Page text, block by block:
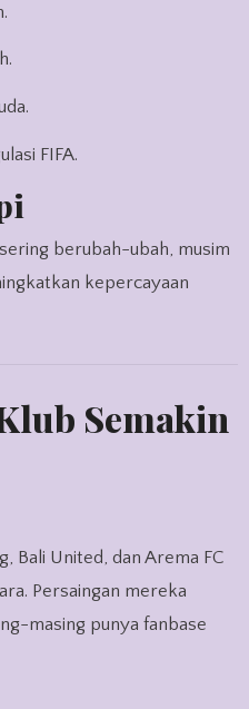
FIFA.
berubah-ubah, musim
kepercayaan
Semakin
Bali United, dan Arema FC
Persaingan mereka
masing punya fanbase